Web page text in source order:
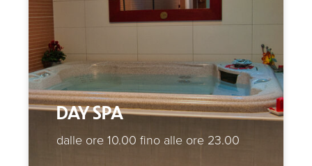
DAY SPA
dalle ore 10.00 fino alle ore 23.00